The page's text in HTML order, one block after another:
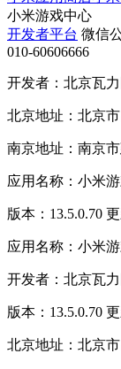
小米游戏中心
开发者平台 微信
010-60606666
开发者：北京瓦
北京地址：北京
南京地址：南京
应用名称：小米
版本：13.5.0.70
应用名称：小米
开发者：北京瓦
版本：13.5.0.70
北京地址：北京